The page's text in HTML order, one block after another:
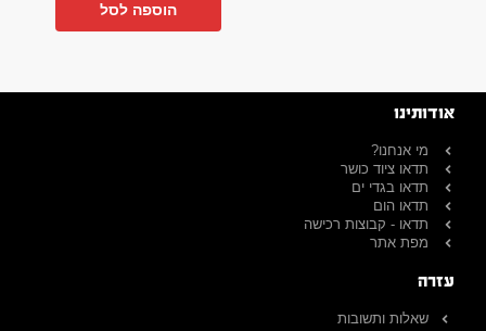
הוספה לסל
אודותינו
מי אנחנו?
תדאו ציוד כושר
תדאו בגדי ים
תדאו הום
תדאו - קבוצות רכישה
מפת אתר
עזרה
שאלות ותשובות